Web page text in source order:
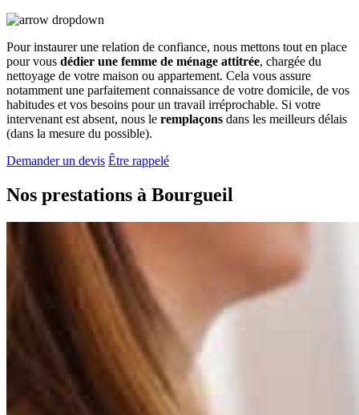
Pour instaurer une relation de confiance, nous mettons tout en place
pour vous dédier une femme de ménage attitrée, chargée du
nettoyage de votre maison ou appartement. Cela vous assure
notamment une parfaitement connaissance de votre domicile, de vos
habitudes et vos besoins pour un travail irréprochable. Si votre
intervenant est absent, nous le remplaçons dans les meilleurs délais
(dans la mesure du possible).
Demander un devis Être rappelé
Nos prestations à Bourgueil